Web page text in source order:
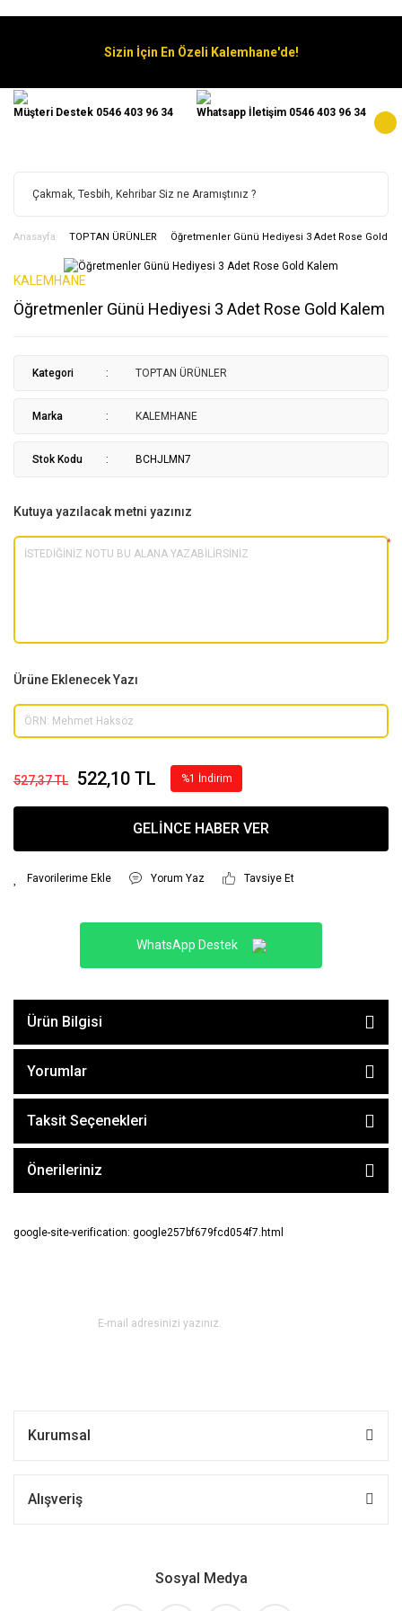
Sizin İçin En Özeli Kalemhane'de!
Müşteri Destek 0546 403 96 34 Whatsapp İletişim 0546 403 96 34
Anasayfa TOPTAN ÜRÜNLER Öğretmenler Günü Hediyesi 3 Adet Rose Gold
KALEMHANE
Öğretmenler Günü Hediyesi 3 Adet Rose Gold Kalem
Kategori TOPTAN ÜRÜNLER
Marka KALEMHANE
Stok Kodu BCHJLMN7
Kutuya yazılacak metni yazınız
*
Ürüne Eklenecek Yazı
527,37 TL 522,10 TL %1 İndirim
GELİNCE HABER VER
Yorum Yaz Tavsiye Et
WhatsApp Destek
Ürün Bilgisi
Yorumlar
Taksit Seçenekleri
Önerileriniz
google-site-verification: google257bf679fcd054f7.html
Kurumsal
Alışveriş
Sosyal Medya